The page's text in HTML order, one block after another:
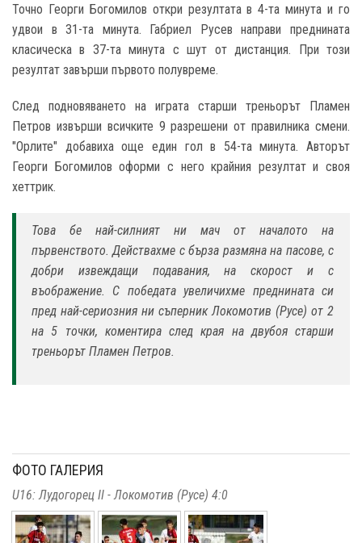
Точно Георги Богомилов откри резултата в 4-та минута и го
удвои в 31-та минута. Габриел Русев направи преднината
класическа в 37-та минута с шут от дистанция. При този
резултат завърши първото полувреме.
След подновяването на играта старши треньорът Пламен
Петров извърши всичките 9 разрешени от правилника смени.
"Орлите" добавиха още един гол в 54-та минута. Авторът
Георги Богомилов оформи с него крайния резултат и своя
хеттрик.
Това бе най-силният ни мач от началото на
първенството. Действахме с бърза размяна на пасове, с
добри извеждащи подавания, на скорост и с
въображение. С победата увеличихме преднината си
пред най-сериозния ни съперник Локомотив (Русе) от 2
на 5 точки, коментира след края на двубоя старши
треньорът Пламен Петров.
ФОТО ГАЛЕРИЯ
U16: Лудогорец II - Локомотив (Русе) 4:0